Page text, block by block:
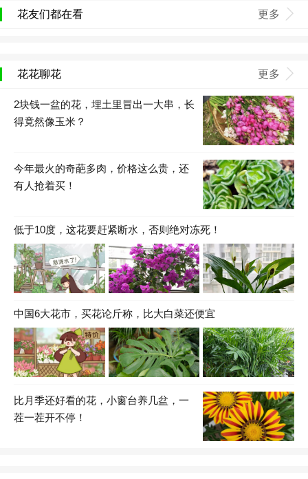
花友们都在看 更多
花花聊花 更多
2块钱一盆的花，埋土里冒出一大串，长
得竟然像玉米？
今年最火的奇葩多肉，价格这么贵，还
有人抢着买！
低于10度，这花要赶紧断水，否则绝对冻死！
中国6大花市，买花论斤称，比大白菜还便宜
比月季还好看的花，小窗台养几盆，一
茬一茬开不停！